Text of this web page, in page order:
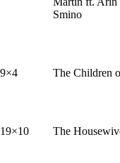
Smino
9×4 The Children
19×10 The